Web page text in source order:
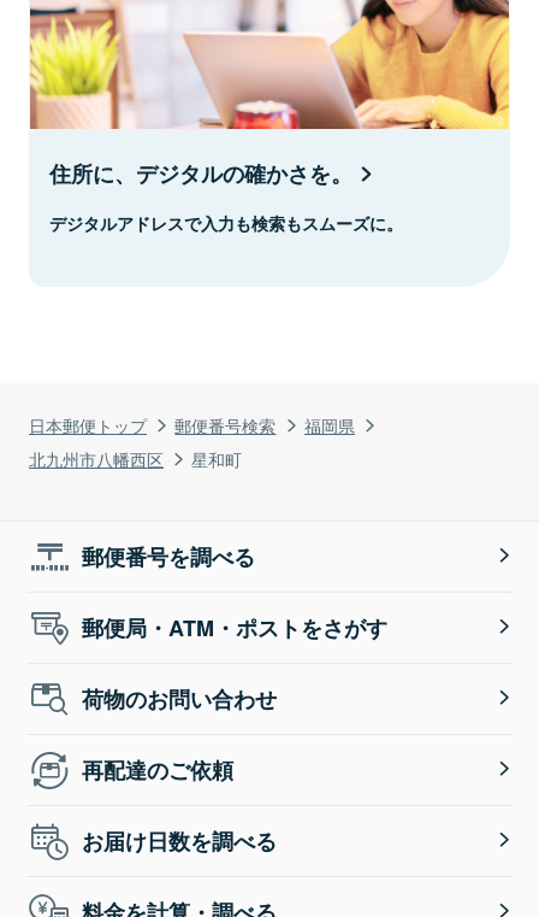
日本郵便トップ 郵便番号検索
福岡県
北九州市八幡西区
星和町
住所に、デジタルの確かさを。
デジタルアドレスで入力も検索もスムーズに。
郵便番号を調べる
郵便局・ATM・ポストをさがす
荷物のお問い合わせ
再配達のご依頼
お届け日数を調べる